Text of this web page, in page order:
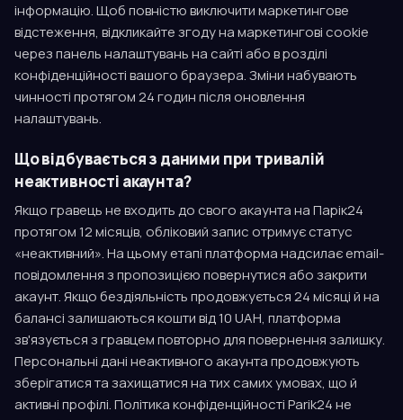
інформацію. Щоб повністю виключити маркетингове
відстеження, відкликайте згоду на маркетингові cookie
через панель налаштувань на сайті або в розділі
конфіденційності вашого браузера. Зміни набувають
чинності протягом 24 годин після оновлення
налаштувань.
Що відбувається з даними при тривалій
неактивності акаунта?
Якщо гравець не входить до свого акаунта на Парік24
протягом 12 місяців, обліковий запис отримує статус
«неактивний». На цьому етапі платформа надсилає email-
повідомлення з пропозицією повернутися або закрити
акаунт. Якщо бездіяльність продовжується 24 місяці й на
балансі залишаються кошти від 10 UAH, платформа
зв'язується з гравцем повторно для повернення залишку.
Персональні дані неактивного акаунта продовжують
зберігатися та захищатися на тих самих умовах, що й
активні профілі. Політика конфіденційності Parik24 не